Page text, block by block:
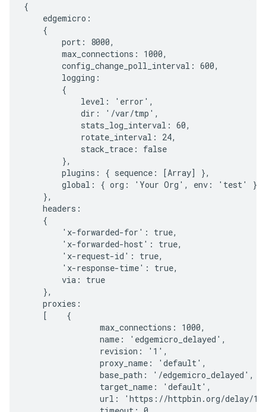
{
    edgemicro:
    {
        port: 8000,
        max_connections: 1000,
        config_change_poll_interval: 600,
        logging:
        {
            level: 'error',
            dir: '/var/tmp',
            stats_log_interval: 60,
            rotate_interval: 24,
            stack_trace: false
        },
        plugins: { sequence: [Array] },
        global: { org: 'Your Org', env: 'test' }
    },
    headers:
    {
        'x-forwarded-for': true,
        'x-forwarded-host': true,
        'x-request-id': true,
        'x-response-time': true,
        via: true
    },
    proxies:
    [    {
                max_connections: 1000,
                name: 'edgemicro_delayed',
                revision: '1',
                proxy_name: 'default',
                base_path: '/edgemicro_delayed',
                target_name: 'default',
url: 'https://httpbin.org/delay/